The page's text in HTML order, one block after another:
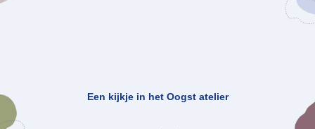
Een kijkje in het Oogst atelier